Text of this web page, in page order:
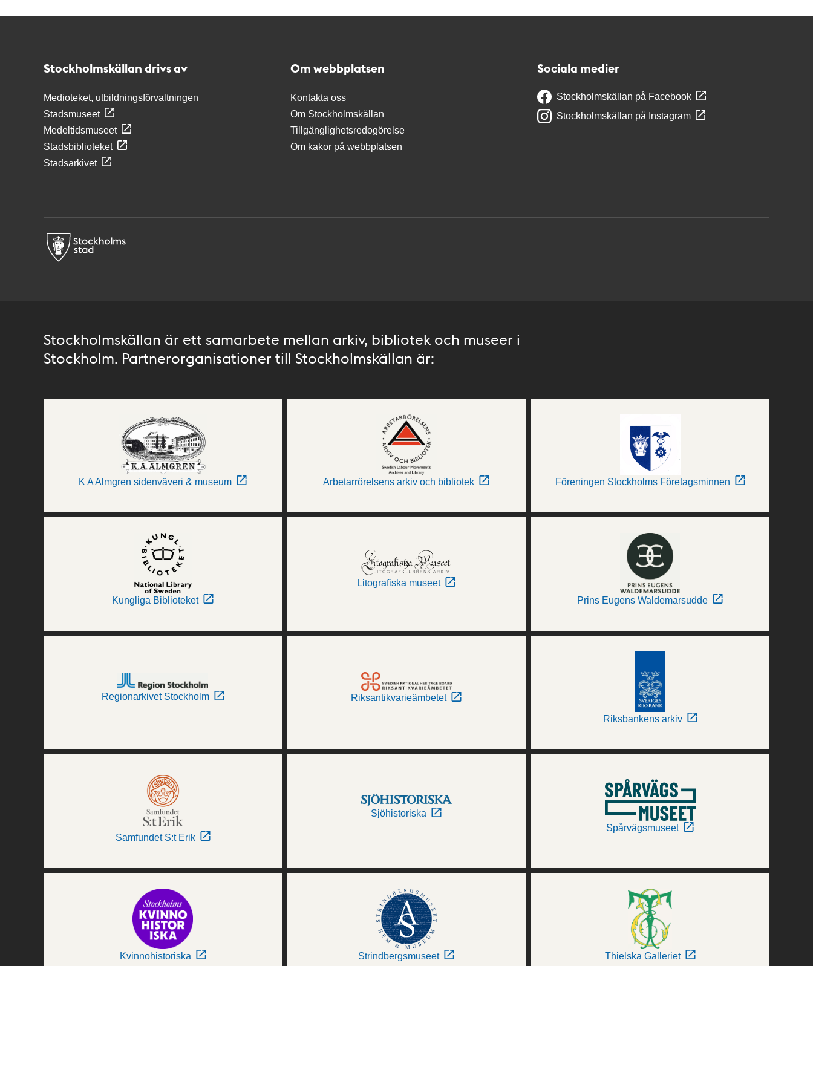
Stockholmskällan drivs av
Medioteket, utbildningsförvaltningen
Stadsmuseet
Medeltidsmuseet
Stadsbiblioteket
Stadsarkivet
Om webbplatsen
Kontakta oss
Om Stockholmskällan
Tillgänglighetsredogörelse
Om kakor på webbplatsen
Sociala medier
Stockholmskällan på Facebook
Stockholmskällan på Instagram
Stockholmskällan är ett samarbete mellan arkiv, bibliotek och museer i
Stockholm. Partnerorganisationer till Stockholmskällan är:
K A Almgren sidenväveri & museum Arbetarrörelsens arkiv och bibliotek Föreningen Stockholms Företagsminnen
Kungliga Biblioteket
Litografiska museet
Prins Eugens Waldemarsudde
Regionarkivet Stockholm Riksantikvarieämbetet
Riksbankens arkiv
Samfundet S:t Erik
Sjöhistoriska
Spårvägsmuseet
Kvinnohistoriska Strindbergsmuseet Thielska Galleriet